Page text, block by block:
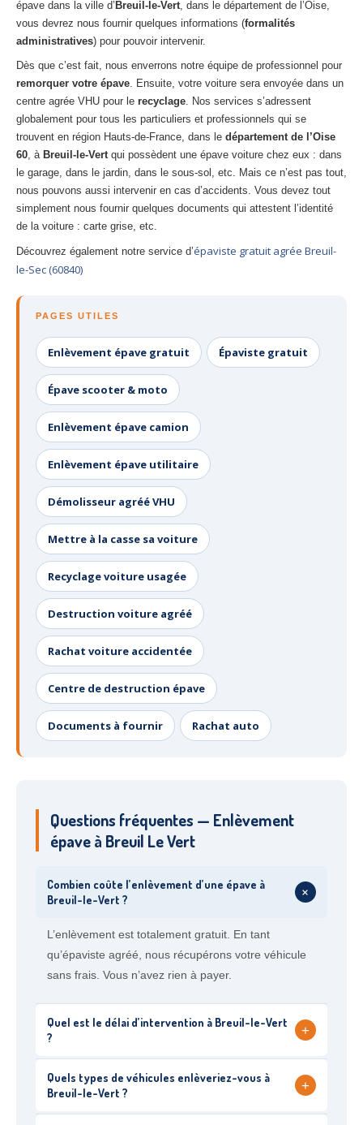
épave dans la ville d’ Breuil-le-Vert, dans le département de l’Oise,
vous devrez nous fournir quelques informations (formalités
administratives) pour pouvoir intervenir.
Dès que c’est fait, nous enverrons notre équipe de professionnel pour
remorquer votre épave. Ensuite, votre voiture sera envoyée dans un
centre agrée VHU pour le recyclage. Nos services s’adressent
globalement pour tous les particuliers et professionnels qui se
trouvent en région Hauts-de-France, dans le département de l’Oise
60, à Breuil-le-Vertqui possèdent une épave voiture chez eux : dans
le garage, dans le jardin, dans le sous-sol, etc. Mais ce n’est pas tout,
nous pouvons aussi intervenir en cas d’accidents. Vous devez tout
simplement nous fournir quelques documents qui attestent l’identité
de la voiture : carte grise, etc.
Découvrez également notre service d’épaviste gratuit agrée Breuil-
le-Sec (60840)
PAGES UTILES
Enlèvement épave gratuit Épaviste gratuit
Épave scooter & moto
Enlèvement épave camion
Enlèvement épave utilitaire
Démolisseur agréé VHU
Mettre à la casse sa voiture
Recyclage voiture usagée
Destruction voiture agréé
Rachat voiture accidentée
Centre de destruction épave
Documents à fournir Rachat auto
Questions fréquentes — Enlèvement
épave à Breuil Le Vert
Combien coûte l’enlèvement d’une épave à
Breuil-le-Vert ?
+
L’enlèvement est totalement gratuit. En tant
qu’épaviste agréé, nous récupérons votre véhicule
sans frais. Vous n’avez rien à payer.
Quel est le délai d’intervention à Breuil-le-Vert
?
+
Quels types de véhicules enlèveriez-vous à
Breuil-le-Vert ?
+